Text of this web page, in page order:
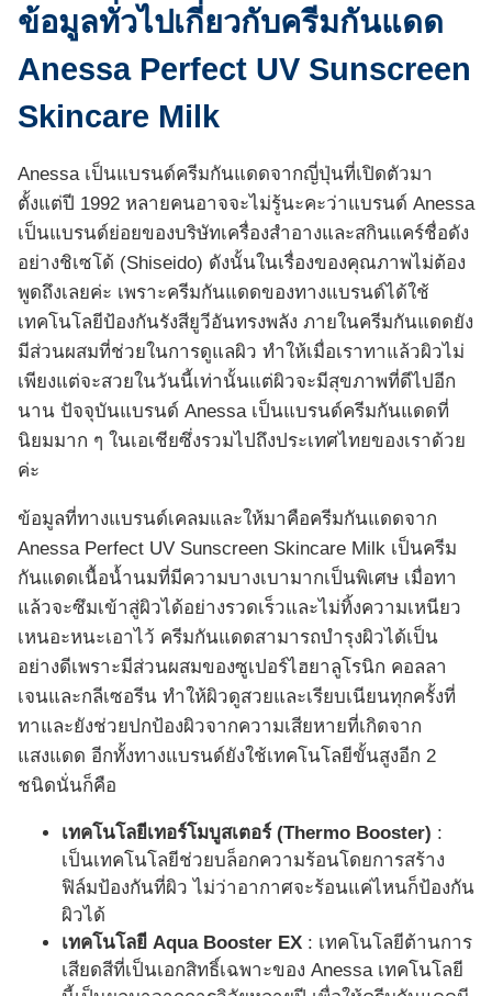
ข้อมูลทั่วไปเกี่ยวกับครีมกันแดด
Anessa Perfect UV Sunscreen
Skincare Milk
Anessa เป็นแบรนด์ครีมกันแดดจากญี่ปุ่นที่เปิดตัวมา
ตั้งแต่ปี 1992 หลายคนอาจจะไม่รู้นะคะว่าแบรนด์ Anessa
เป็นแบรนด์ย่อยของบริษัทเครื่องสำอางและสกินแคร์ชื่อดัง
อย่างชิเซโด้ (Shiseido) ดังนั้นในเรื่องของคุณภาพไม่ต้อง
พูดถึงเลยค่ะ เพราะครีมกันแดดของทางแบรนด์ได้ใช้
เทคโนโลยีป้องกันรังสียูวีอันทรงพลัง ภายในครีมกันแดดยัง
มีส่วนผสมที่ช่วยในการดูแลผิว ทำให้เมื่อเราทาแล้วผิวไม่
เพียงแต่จะสวยในวันนี้เท่านั้นแต่ผิวจะมีสุขภาพที่ดีไปอีก
นาน ปัจจุบันแบรนด์ Anessa เป็นแบรนด์ครีมกันแดดที่
นิยมมาก ๆ ในเอเชียซึ่งรวมไปถึงประเทศไทยของเราด้วย
ค่ะ
ข้อมูลที่ทางแบรนด์เคลมและให้มาคือครีมกันแดดจาก
Anessa Perfect UV Sunscreen Skincare Milk เป็นครีม
กันแดดเนื้อน้ำนมที่มีความบางเบามากเป็นพิเศษ เมื่อทา
แล้วจะซึมเข้าสู่ผิวได้อย่างรวดเร็วและไม่ทิ้งความเหนียว
เหนอะหนะเอาไว้ ครีมกันแดดสามารถบำรุงผิวได้เป็น
อย่างดีเพราะมีส่วนผสมของซูเปอร์ไฮยาลูโรนิก คอลลา
เจนและกลีเซอรีน ทำให้ผิวดูสวยและเรียบเนียนทุกครั้งที่
ทาและยังช่วยปกป้องผิวจากความเสียหายที่เกิดจาก
แสงแดด อีกทั้งทางแบรนด์ยังใช้เทคโนโลยีขั้นสูงอีก 2
ชนิดนั่นก็คือ
เทคโนโลยีเทอร์โมบูสเตอร์ (Thermo Booster) :
เป็นเทคโนโลยีช่วยบล็อกความร้อนโดยการสร้าง
ฟิล์มป้องกันที่ผิว ไม่ว่าอากาศจะร้อนแค่ไหนก็ป้องกัน
ผิวได้
เทคโนโลยี Aqua Booster EX : เทคโนโลยีต้านการ
เสียดสีที่เป็นเอกสิทธิ์เฉพาะของ Anessa เทคโนโลยี